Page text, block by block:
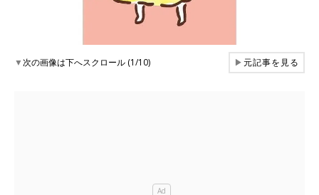
▼次の画像は下へスクロール (1/10) ▶元記事を見る